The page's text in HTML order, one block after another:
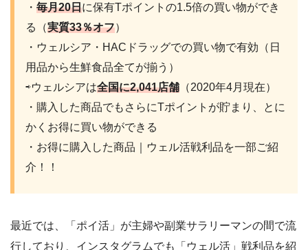
・ 毎月20日に保有Tポイントの1.5倍の買い物ができ
る（実質33％オフ）
・ウェルシア・HACドラッグでの買い物で有効（日
用品から生鮮食品全てが揃う）
⇨ウェルシアは全国に2,041店舗 （2020年4月現在）
・購入した商品でもさらにTポイントが貯まり、とに
かくお得に買い物ができる
・お得に購入した商品｜ウェル活戦利品を一部ご紹
介！！
最近では、「ポイ活」が主婦や副業サラリーマンの間で流
行しており、インスタグラムでも「ウェル活」戦利品を紹